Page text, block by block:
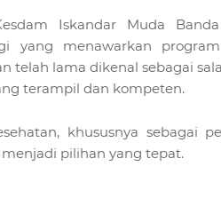
Iskandar Muda
yang menawarkan
telah lama dikenal sebagai
terampil dan kompeten.
khususnya sebagai
pilihan yang tepat.